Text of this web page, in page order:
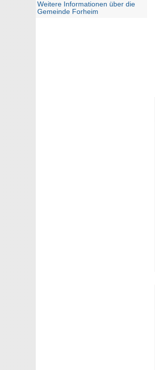
Weitere Informationen über die
Gemeinde Forheim